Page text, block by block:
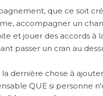
que ce soit
accompagner un
et jouer des accords à
passer un cran au
dernière chose à
QUE si personne